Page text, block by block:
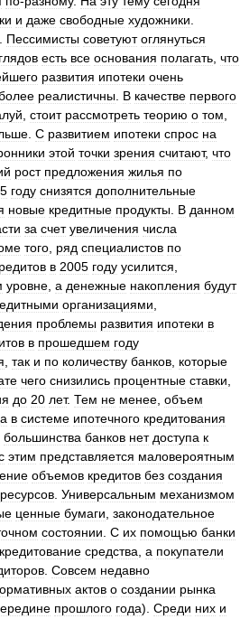
и даже свободные художники
Пессимисты советуют оглянуться
есть все основания полагать что
развития ипотеки очень
реалистичны В качестве первого
стоит рассмотреть теорию о том
С развитием ипотеки спрос на
этой точки зрения считают, что
рост предложения жилья по
году снизятся дополнительные
новые кредитные продукты В данном
за счет увеличения числа
того ряд специалистов по
в 2005 году усилится
уровне а денежные накопления будут
организациями
проблемы развития ипотеки в
в прошедшем году
так и по количеству банков которые
чего снизились процентные ставки
до 20 лет. Тем не менее объем
в системе ипотечного кредитования
большинства банков нет доступа к
этим представляется маловероятным
объемов кредитов без создания
ресурсов Универсальным механизмом
ценные бумаги законодательное
состоянии С их помощью банки
кредитование средства а покупатели
Совсем недавно
актов о создании рынка
прошлого года). Среди них и